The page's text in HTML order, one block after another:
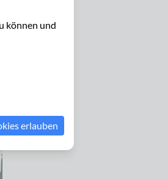
können und
erlauben